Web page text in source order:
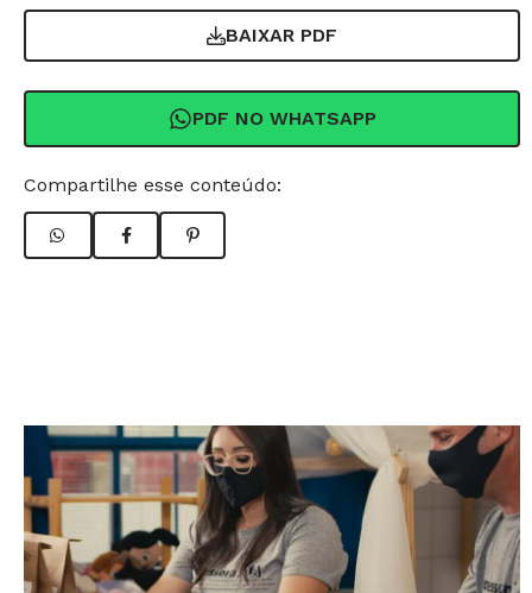
BAIXAR PDF
PDF NO WHATSAPP
Compartilhe esse conteúdo: